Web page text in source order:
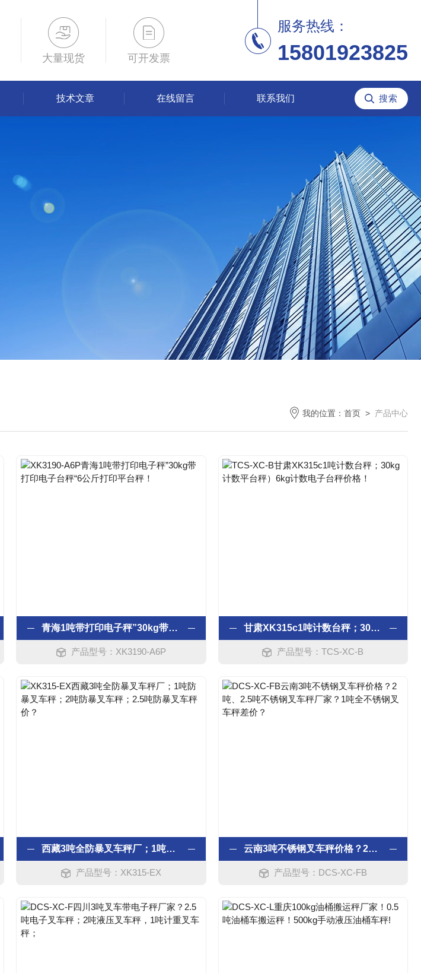
大量现货 可开发票
服务热线：
15801923825
技术文章 在线留言 联系我们
我的位置： 首页 > 产品中心
青海1吨带打印电子秤”30kg带打印电子台秤“6公斤打印平台秤！
产品型号：XK3190-A6P
甘肃XK315c1吨计数台秤；30kg计数平台秤）6kg计数电子台秤价格！
产品型号：TCS-XC-B
西藏3吨全防暴叉车秤厂；1吨防暴叉车秤；2吨防暴叉车秤；2.5吨防暴叉车秤价？
产品型号：XK315-EX
云南3吨不锈钢叉车秤价格？2吨、2.5吨不锈钢叉车秤厂家？1吨全不锈钢叉车秤差价？
产品型号：DCS-XC-FB